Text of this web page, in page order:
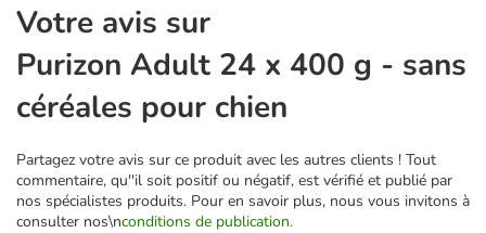
Votre avis sur
Purizon Adult 24 x 400 g - sans
céréales pour chien
Partagez votre avis sur ce produit avec les autres clients ! Tout
commentaire, qu''il soit positif ou négatif, est vérifié et publié par
nos spécialistes produits. Pour en savoir plus, nous vous invitons à
consulter nos\nconditions de publication.